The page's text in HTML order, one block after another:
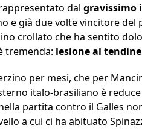
dal gravissimo
e già due volte vincitore del
crollato che ha sentito
tremenda: lesione al
per mesi, che per
italo-brasiliano è
partita contro il Galles
a cui ci ha abituato